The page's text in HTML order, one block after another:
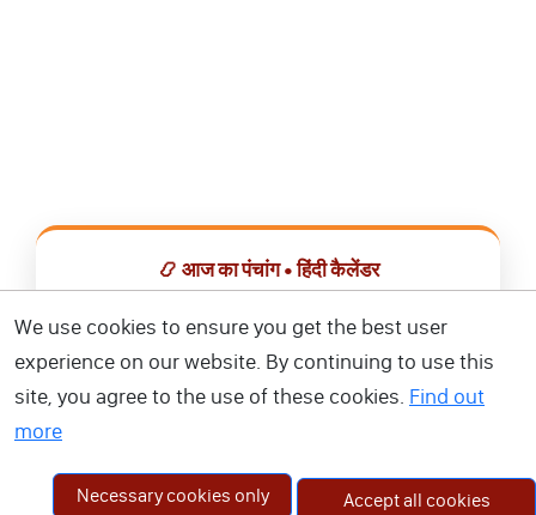
📿 आज का पंचांग • हिंदी कैलेंडर
📅 हिंदी कैलेंडर ऐप डाउनलोड करें
We use cookies to ensure you get the best user
experience on our website. By continuing to use this
site, you agree to the use of these cookies. Find out
more
Necessary cookies only Accept all cookies